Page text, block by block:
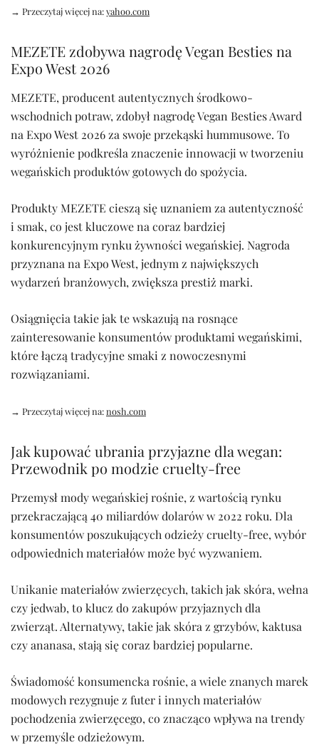
→ Przeczytaj więcej na:yahoo.com
MEZETE zdobywa nagrodę Vegan Besties na
Expo West 2026
MEZETE, producent autentycznych środkowo-
wschodnich potraw, zdobył nagrodę Vegan Besties Award
na Expo West 2026 za swoje przekąski hummusowe. To
wyróżnienie podkreśla znaczenie innowacji w tworzeniu
wegańskich produktów gotowych do spożycia.
Produkty MEZETE cieszą się uznaniem za autentyczność
i smak, co jest kluczowe na coraz bardziej
konkurencyjnym rynku żywności wegańskiej. Nagroda
przyznana na Expo West, jednym z największych
wydarzeń branżowych, zwiększa prestiż marki.
Osiągnięcia takie jak te wskazują na rosnące
zainteresowanie konsumentów produktami wegańskimi,
które łączą tradycyjne smaki z nowoczesnymi
rozwiązaniami.
→ Przeczytaj więcej na:nosh.com
Jak kupować ubrania przyjazne dla wegan:
Przewodnik po modzie cruelty-free
Przemysł mody wegańskiej rośnie, z wartością rynku
przekraczającą 40 miliardów dolarów w 2022 roku. Dla
konsumentów poszukujących odzieży cruelty-free, wybór
odpowiednich materiałów może być wyzwaniem.
Unikanie materiałów zwierzęcych, takich jak skóra, wełna
czy jedwab, to klucz do zakupów przyjaznych dla
zwierząt. Alternatywy, takie jak skóra z grzybów, kaktusa
czy ananasa, stają się coraz bardziej popularne.
Świadomość konsumencka rośnie, a wiele znanych marek
modowych rezygnuje z futer i innych materiałów
pochodzenia zwierzęcego, co znacząco wpływa na trendy
w przemyśle odzieżowym.